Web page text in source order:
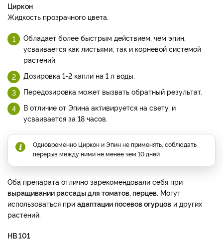
Циркон
Жидкость прозрачного цвета.
Обладает более быстрым действием, чем эпин,
усваивается как листьями, так и корневой системой
растений.
Дозировка 1-2 капли на 1 л воды.
Передозировка может вызвать обратный результат.
В отличие от Эпина активируется на свету, и
усваивается за 18 часов.
Одновременно Циркон и Эпин не применять, соблюдать
перерыв между ними не менее чем 10 дней
Оба препарата отлично зарекомендовали себя при
выращивании рассады для томатов, перцев . Могут
использоваться при адаптации посевов огурцов и других
растений.
НВ 101